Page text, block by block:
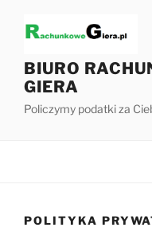
BIURO
GIERA
Policzymy podatki za
POLITYKA